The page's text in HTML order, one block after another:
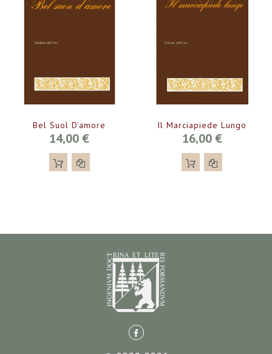
Bel Suol D’amore
14,00 €
Il Marciapiede Lungo
16,00 €